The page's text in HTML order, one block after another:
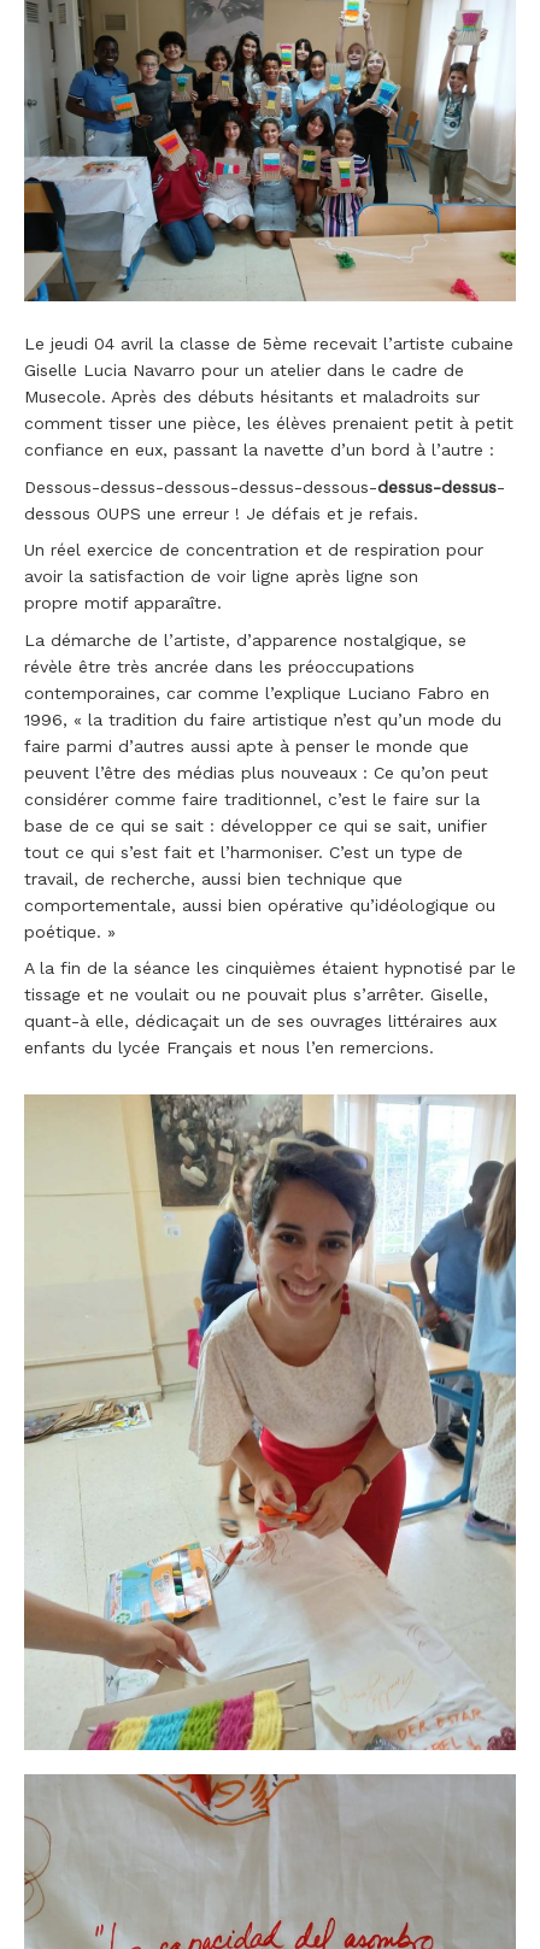
Le jeudi 04 avril la classe de 5ème recevait l’artiste cubaine
Giselle Lucia Navarro pour un atelier dans le cadre de
Musecole. Après des débuts hésitants et maladroits sur
comment tisser une pièce, les élèves prenaient petit à petit
confiance en eux, passant la navette d’un bord à l’autre :
Dessous-dessus-dessous-dessus-dessous-dessus-dessus-
dessous OUPS une erreur ! Je défais et je refais.
Un réel exercice de concentration et de respiration pour
avoir la satisfaction de voir ligne après ligne son
propre motif apparaître.
La démarche de l’artiste, d’apparence nostalgique, se
révèle être très ancrée dans les préoccupations
contemporaines, car comme l’explique Luciano Fabro en
1996, « la tradition du faire artistique n’est qu’un mode du
faire parmi d’autres aussi apte à penser le monde que
peuvent l’être des médias plus nouveaux : Ce qu’on peut
considérer comme faire traditionnel, c’est le faire sur la
base de ce qui se sait : développer ce qui se sait, unifier
tout ce qui s’est fait et l’harmoniser. C’est un type de
travail, de recherche, aussi bien technique que
comportementale, aussi bien opérative qu’idéologique ou
poétique. »
A la fin de la séance les cinquièmes étaient hypnotisé par le
tissage et ne voulait ou ne pouvait plus s’arrêter. Giselle,
quant-à elle, dédicaçait un de ses ouvrages littéraires aux
enfants du lycée Français et nous l’en remercions.